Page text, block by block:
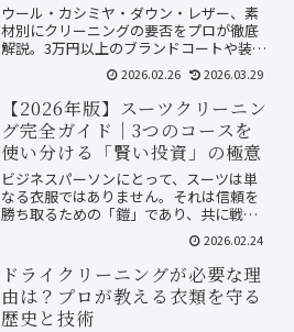
ウール・カシミヤ・ダウン・レザー、素
材別にクリーニングの要否をプロが徹底
解説。3万円以上のブランドコートや装飾
付きは必須、ポリエステルは自宅洗濯で
OK。最適なタイミングは3〜4月のシーズ
ン後。料金相場（1,500〜16,500円）と自
宅ケアで節約するコツも掲載。
2026.02.26 2026.03.29
【2026年版】スーツクリーニン
グ完全ガイド｜3つのコースを
使い分ける「賢い投資」の極意
ビジネスパーソンにとって、スーツは単
なる衣服ではありません。それは信頼を
勝ち取るための「鎧」であり、共に戦う
「相棒」です。しかし、2026年現在、資
材費や人件費の高騰により、東京都区部
でのスーツ上下のクリーニング相場は前
年比9%増となるなど...
2026.02.24
ドライクリーニングが必要な理
由は？プロが教える衣類を守る
歴史と技術